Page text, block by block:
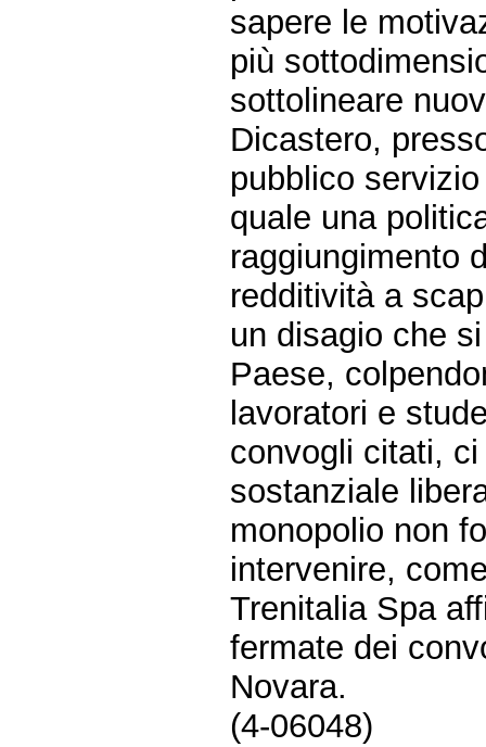
sapere le
più
sottolineare
Dicastero,
pubblico
quale una
raggiungimento
redditività a
un disagio che
Paese,
lavoratori e
convogli citati,
sostanziale
monopolio non
intervenire,
Trenitalia Spa
fermate dei
Novara.
(4-06048)